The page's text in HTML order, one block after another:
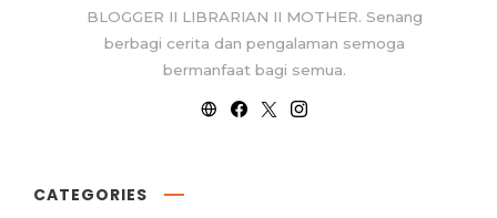
BLOGGER II LIBRARIAN II MOTHER. Senang
berbagi cerita dan pengalaman semoga
bermanfaat bagi semua.
CATEGORIES